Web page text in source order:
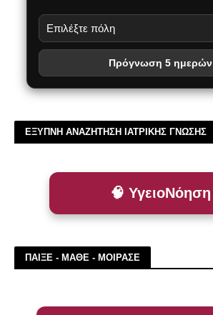
Πρόγνωση 5 ημερών
ΕΞΥΠΝΗ ΑΝΑΖΗΤΗΣΗ ΙΑΤΡΙΚΗΣ ΓΝΩΣΗΣ
🧠 ΥγειοΝόηση
ΠΑΙΞΕ - ΜΑΘΕ - ΜΟΙΡΑΣΕ